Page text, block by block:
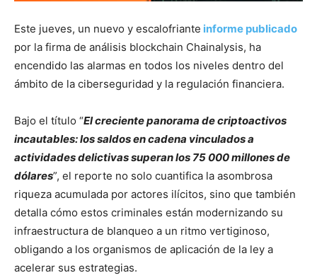
Este jueves, un nuevo y escalofriante informe publicado
por la firma de análisis blockchain Chainalysis, ha
encendido las alarmas en todos los niveles dentro del
ámbito de la ciberseguridad y la regulación financiera.
Bajo el título “El creciente panorama de criptoactivos
incautables: los saldos en cadena vinculados a
actividades delictivas superan los 75 000 millones de
dólares”, el reporte no solo cuantifica la asombrosa
riqueza acumulada por actores ilícitos, sino que también
detalla cómo estos criminales están modernizando su
infraestructura de blanqueo a un ritmo vertiginoso,
obligando a los organismos de aplicación de la ley a
acelerar sus estrategias.